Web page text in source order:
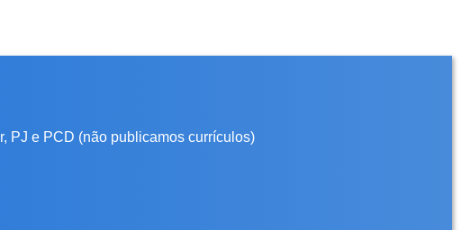
PJ e PCD (não publicamos currículos)